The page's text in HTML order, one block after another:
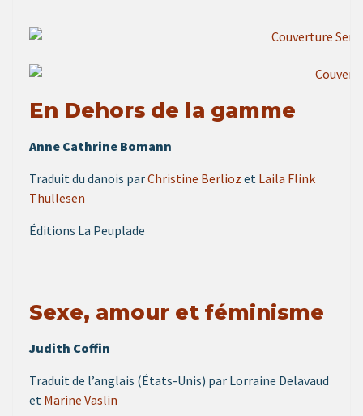
En Dehors de la gamme
Anne Cathrine Bomann
Traduit du danois parChristine Berlioz et Laila Flink
Thullesen
Éditions La Peuplade
Sexe, amour et féminisme
Judith Coffin
Traduit de l’anglais (États-Unis) par Lorraine Delavaud
et Marine Vaslin